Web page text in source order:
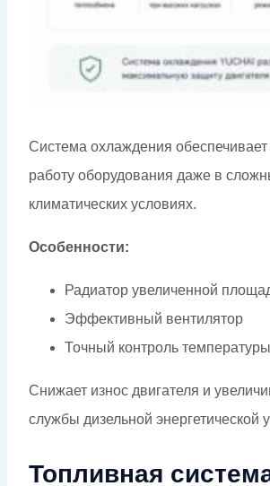
Система охлаждения
работу оборудования даже в
климатических условиях.
Особенности:
Радиатор увеличенной
Эффективный вентилятор
Точный контроль температуры
Снижает износ двигателя и
службы дизельной энергетической
Топливная